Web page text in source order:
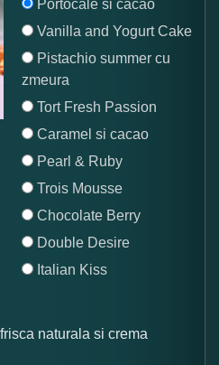
Portocale si cacao
Vanilla and Yogurt Cake
Pistachio summer cu
zmeura
Tort Fresh Passion
Caramel si cacao
Pearl & Ruby
Trois Mousse
Chocolate Berry
Double Desire
Italian Kiss
naturala si crema